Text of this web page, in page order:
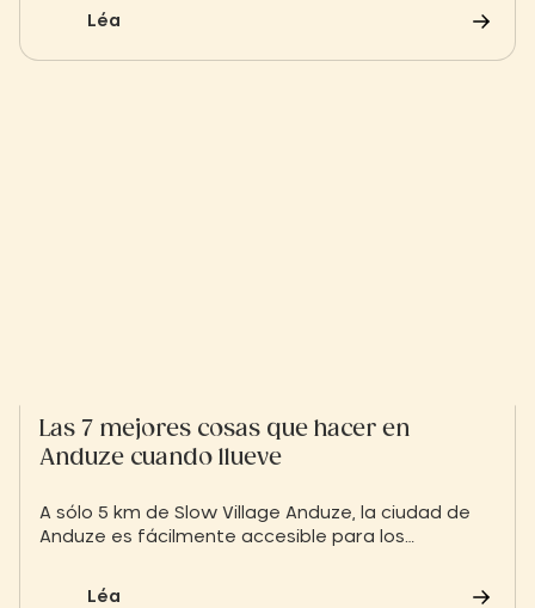
bambú hasta jardines temáticos, emprenda un
Léa
Las 7 mejores cosas que hacer en
Anduze cuando llueve
A sólo 5 km de Slow Village Anduze, la ciudad de
Anduze es fácilmente accesible para los
Pero, ¿qué hacer cuando las previsiones
Léa